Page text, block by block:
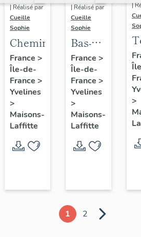
| Réalisé par
Cueille
Sophie
Cheminée
France >
Île-de-
France >
Yvelines
>
Maisons-
Laffitte
| Réalisé par
Cueille
Sophie
Bas-
relief
(décor
intérieur)
France >
Île-de-
France >
Yvelines
>
Maisons-
Laffitte
|
>
1 2